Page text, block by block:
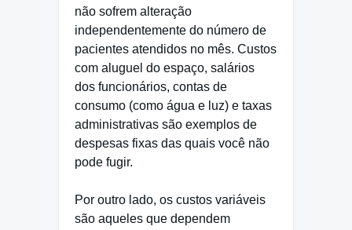
não sofrem alteração
independentemente do número de
pacientes atendidos no mês. Custos
com aluguel do espaço, salários
dos funcionários, contas de
consumo (como água e luz) e taxas
administrativas são exemplos de
despesas fixas das quais você não
pode fugir.
Por outro lado, os custos variáveis
são aqueles que dependem